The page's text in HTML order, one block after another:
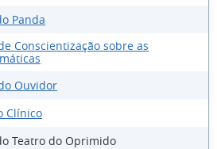
Panda
Conscientização sobre as
Ouvidor
Clínico
Teatro do Oprimido